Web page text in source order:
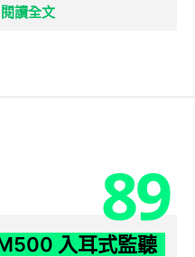
閱讀全文
89
入耳式監聽